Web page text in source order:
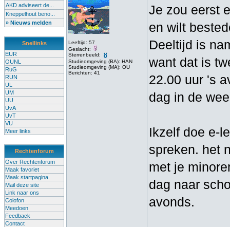
AKD adviseert de...
Kneppelhout beno...
» Nieuws melden
Snellinks
EUR
OUNL
RuG
RUN
UL
UM
UU
UvA
UvT
VU
Meer links
Rechtenforum
Over Rechtenforum
Maak favoriet
Maak startpagina
Mail deze site
Link naar ons
Colofon
Meedoen
Feedback
Contact
Leeftijd: 57
Geslacht:
Sterrenbeeld:
Studieomgeving (BA): HAN
Studieomgeving (MA): OU
Berichten: 41
Je zou eerst
en wilt
Deeltijd is
want dat is
22.00 uur 's
dag in de
Ikzelf doe e-
spreken. het
met je
dag naar
avonds.